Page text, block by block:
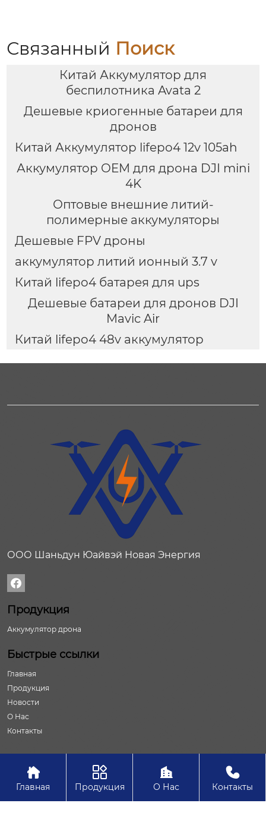
Связанный Поиск
Китай Аккумулятор для
беспилотника Avata 2
Дешевые криогенные батареи для
дронов
Китай Аккумулятор lifepo4 12v 105ah
Аккумулятор OEM для дрона DJI mini
4K
Оптовые внешние литий-
полимерные аккумуляторы
Дешевые FPV дроны
аккумулятор литий ионный 3.7 v
Китай lifepo4 батарея для ups
Дешевые батареи для дронов DJI
Mavic Air
Китай lifepo4 48v аккумулятор
ООО Шаньдун Юайвэй Новая Энергия

Продукция
Аккумулятор дрона
Быстрые ссылки
Главная
Продукция
Новости
О Нас
Контакты
Авторское право©ООО Шаньдун Юайвэй Новая Энергия

Главная

Продукция

О Нас

Контакты